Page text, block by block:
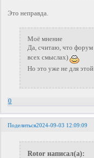
Это неправда.
Моё мнение
Да, считаю, что форум
всех смыслах)
Но это уже не для
0
Поделиться2024-09-03 12:09:09
Rotor написал(а):